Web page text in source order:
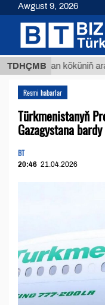
TDHÇMB
Buýan köküniň
Resmi habarlar
Türkmenistanyň
Gazagystana bardy
BT
20:46 21.04.2026
Awgust 9, 2026